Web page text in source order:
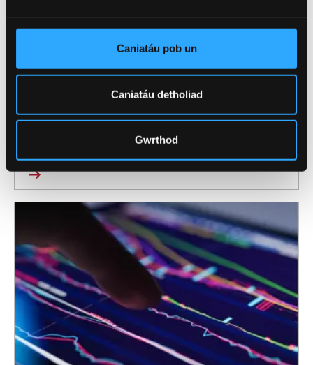
Caniatáu pob un
Caniatáu detholiad
Gwrthod
Amaethyddiaeth, bwyd, a'r